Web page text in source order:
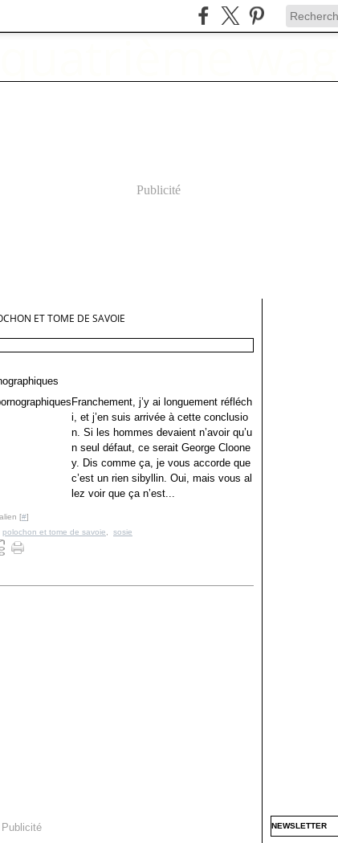
Publicité
ET TOME DE SAVOIE
Franchement, j’y ai longuement réfléch
i, et j’en suis arrivée à cette conclusio
n. Si les hommes devaient n’avoir qu’u
n seul défaut, ce serait George Cloone
y. Dis comme ça, je vous accorde que
c’est un rien sibyllin. Oui, mais vous al
lez voir que ça n’est...
[#]
polochon et tome de savoie sosie
Publicité NEWSLETTER